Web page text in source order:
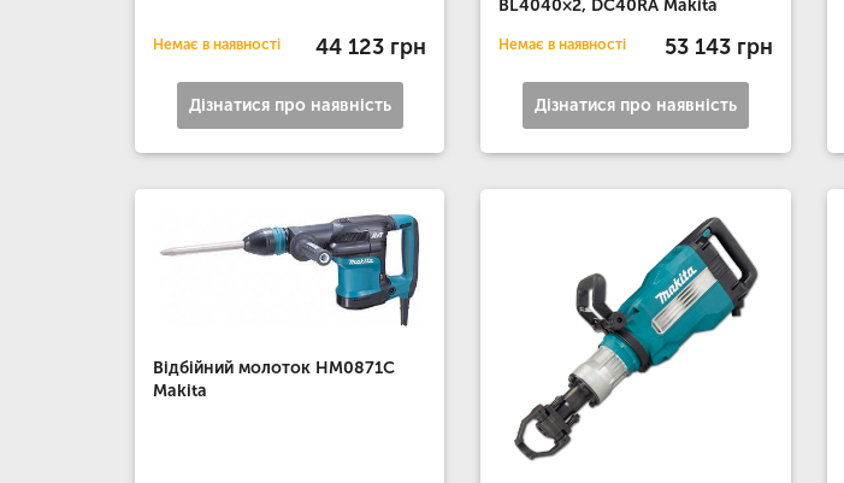
Немає в наявності 44 123 грн
Дізнатися про наявність
BL4040×2, DC40RA Makita
Немає в наявності 53 143 грн
Дізнатися про наявність
Відбійний молоток HM0871C
Makita